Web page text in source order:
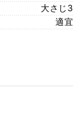
大さじ3
適宜